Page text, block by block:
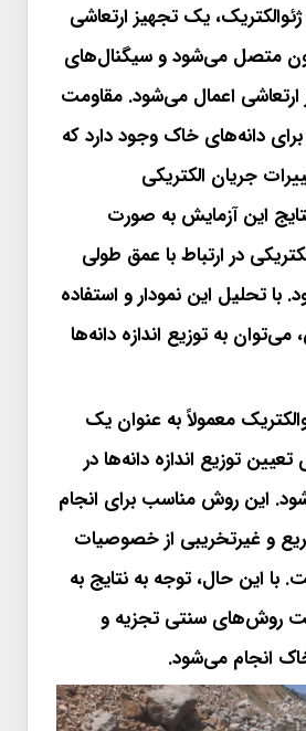
یک تجهیز ارتعاشی
متصل می‌شود و سیگنال‌های
ارتعاشی اعمال می‌شود. مقاومت
دانه‌های خاک وجود دارد که
جریان الکتریکی
این آزمایش به صورت
در ارتباط با عمق طولی
تحلیل این نمودار و استفاده
به توزیع اندازه دانه‌ها
معمولاً به عنوان یک
توزیع اندازه دانه‌ها در
این روش مناسب برای انجام
و غیرتخریبی از خصوصیات
با این حال، توجه به نتایج به
روش‌های سنتی تجزیه و
انجام می‌شود.